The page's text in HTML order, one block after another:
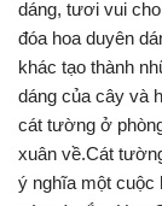
dáng, tươi vui
đóa hoa duyên
khác tạo thành
dáng của cây và
cát tường ở
xuân về.Cát
ý nghĩa một cuộc